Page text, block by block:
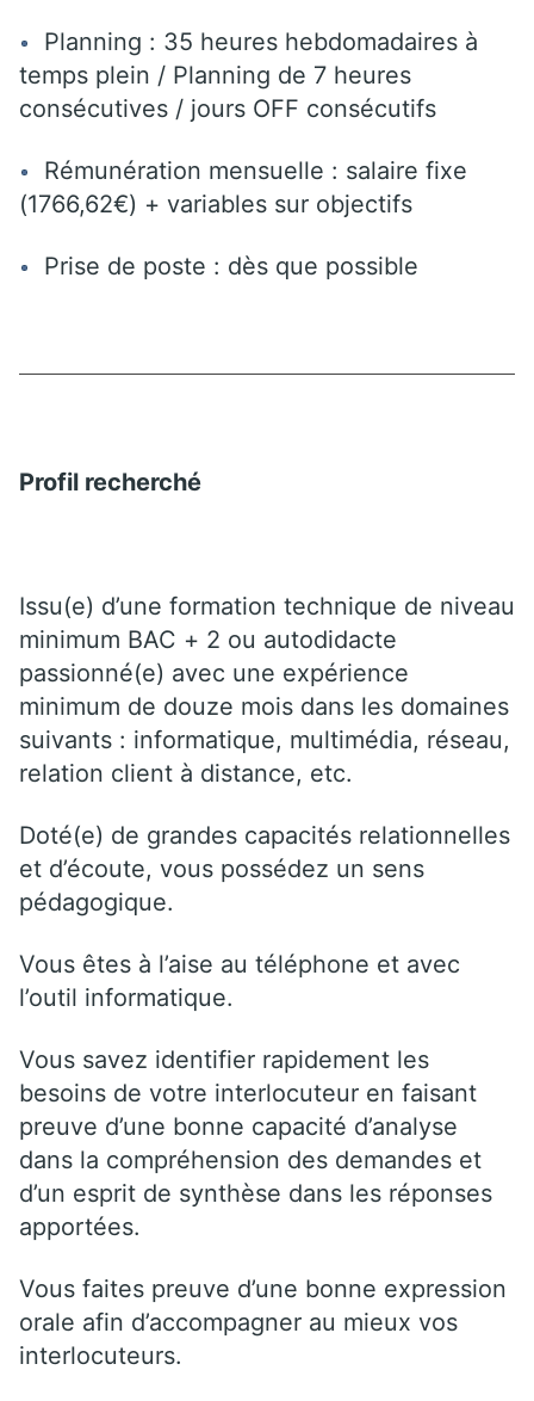
Planning : 35 heures hebdomadaires à
temps plein / Planning de 7 heures
consécutives / jours OFF consécutifs
Rémunération mensuelle : salaire fixe
(1766,62€) + variables sur objectifs
Prise de poste : dès que possible
Profil recherché
Issu(e) d’une formation technique de niveau
minimum BAC + 2 ou autodidacte
passionné(e) avec une expérience
minimum de douze mois dans les domaines
suivants : informatique, multimédia, réseau,
relation client à distance, etc.
Doté(e) de grandes capacités relationnelles
et d’écoute, vous possédez un sens
pédagogique.
Vous êtes à l’aise au téléphone et avec
l’outil informatique.
Vous savez identifier rapidement les
besoins de votre interlocuteur en faisant
preuve d’une bonne capacité d’analyse
dans la compréhension des demandes et
d’un esprit de synthèse dans les réponses
apportées.
Vous faites preuve d’une bonne expression
orale afin d’accompagner au mieux vos
interlocuteurs.